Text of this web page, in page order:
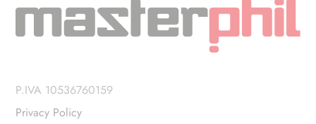
P.IVA 10536760159
Privacy Policy